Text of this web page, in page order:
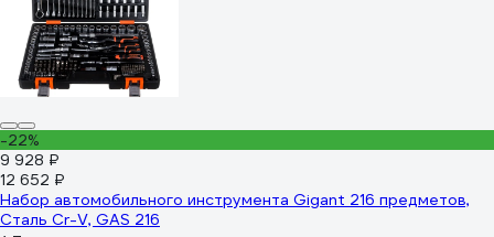
-22%
9 928 ₽
12 652 ₽
Набор автомобильного инструмента Gigant 216 предметов,
Сталь Cr-V, GAS 216